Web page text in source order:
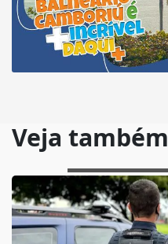
Veja também